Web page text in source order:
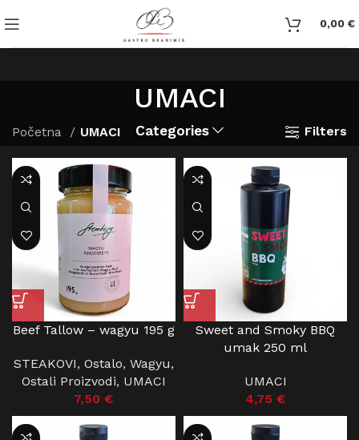
0,00 €
UMACI
Categories
Početna UMACI Filters
Beef Tallow – wagyu 195 g
STEAKOVI, Ostalo, Wagyu,
Ostali Proizvodi, UMACI
7,50 €
Sweet and Smoky BBQ
umak 250 ml
UMACI
4,75 €